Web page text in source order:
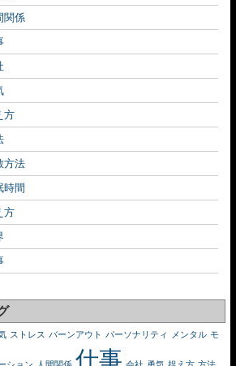
関係
方
方法
時間
方
ストレス バーンアウト パーソナリティ メンタル モ
仕事